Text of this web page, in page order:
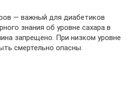
— важный для диабетиков
знания об уровне сахара в
запрещено. При низком уровне
смертельно опасны.